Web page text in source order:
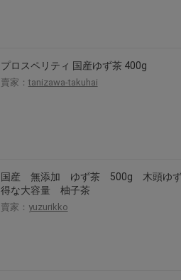
プロスペリティ 国産ゆず茶 400g
賣家：tanizawa-takuhai
国産 無添加 ゆず茶 500g 木頭ゆず
得な大容量 柚子茶
賣家： yuzurikko